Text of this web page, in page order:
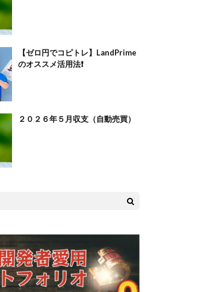
【ゼロ円でコピトレ】LandPrime
のオススメ活用法❗️
２０２６年５月収支（自動売買）